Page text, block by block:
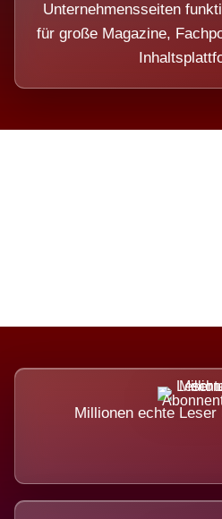
Unternehmensseiten
für große Magazine,
Millionen echte Leser